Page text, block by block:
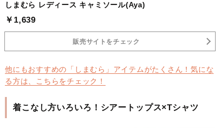
しまむら レディース キャミソール(Aya)
￥1,639
販売サイトをチェック
他にもおすすめの「しまむら」アイテムがたくさん！気にな
る方は、こちらをチェック！
着こなし方いろいろ！シアートップス×Tシャツ